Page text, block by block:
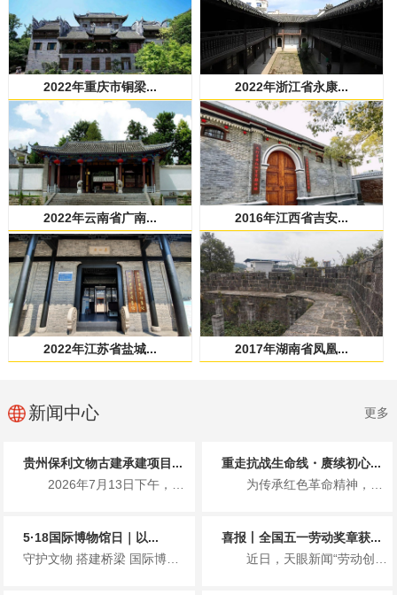
2022年重庆市铜梁... 2022年浙江省永康...
2022年云南省广南... 2016年江西省吉安...
2022年江苏省盐城... 2017年湖南省凤凰...
新闻中心 更多
贵州保利文物古建承建项目...
2026年7月13日下午，国家文物局革命文物司、贵州省文化和旅游厅...
重走抗战生命线・赓续初心...
为传承红色革命精神，7月1日，贵州保利文物古建有限公司党支部携手北...
5·18国际博物馆日｜以...
守护文物 搭建桥梁 国际博物馆日主题宣传 2026年5月18日...
喜报丨全国五一劳动奖章获...
近日，天眼新闻“劳动创造幸福 奋斗赢得未来”专栏重磅报道了全国五一...